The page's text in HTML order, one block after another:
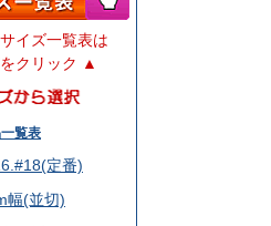
イズ一覧表は
をクリック ▲
覧表
定番)
幅(並切)